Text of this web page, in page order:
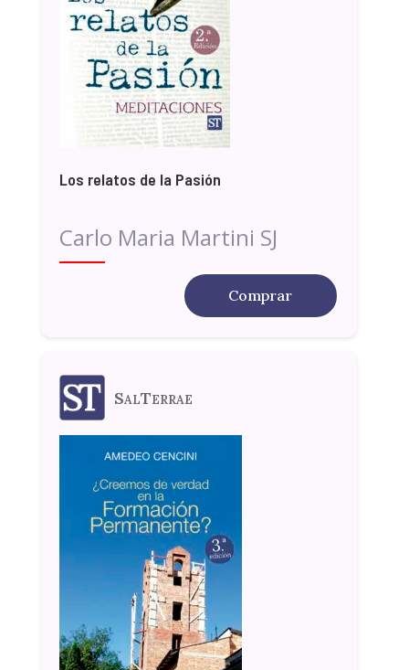
Los relatos de la Pasión
Carlo Maria Martini SJ
Comprar
SalTerrae